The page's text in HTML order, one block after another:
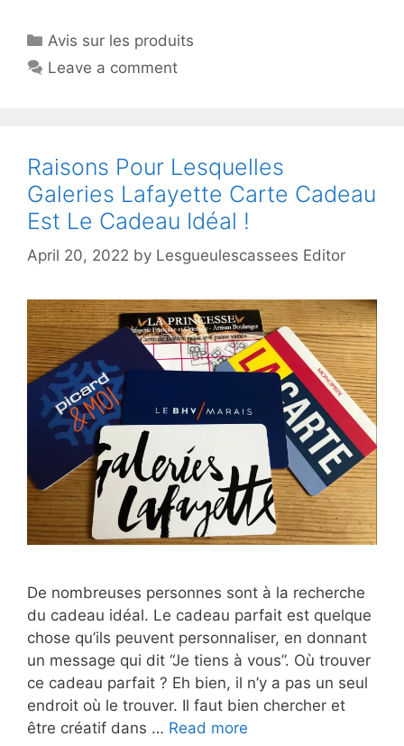
Avis sur les produits
Leave a comment
Raisons Pour Lesquelles
Galeries Lafayette Carte Cadeau
Est Le Cadeau Idéal !
April 20, 2022 by Lesgueulescassees Editor
De nombreuses personnes sont à la recherche
du cadeau idéal. Le cadeau parfait est quelque
chose qu’ils peuvent personnaliser, en donnant
un message qui dit “Je tiens à vous”. Où trouver
ce cadeau parfait ? Eh bien, il n’y a pas un seul
endroit où le trouver. Il faut bien chercher et
être créatif dans … Read more